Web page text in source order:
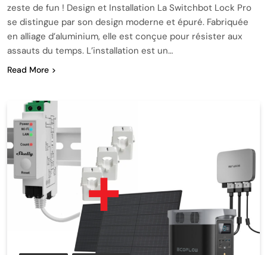
zeste de fun ! Design et Installation La Switchbot Lock Pro
se distingue par son design moderne et épuré. Fabriquée
en alliage d’aluminium, elle est conçue pour résister aux
assauts du temps. L’installation est un…
Read More